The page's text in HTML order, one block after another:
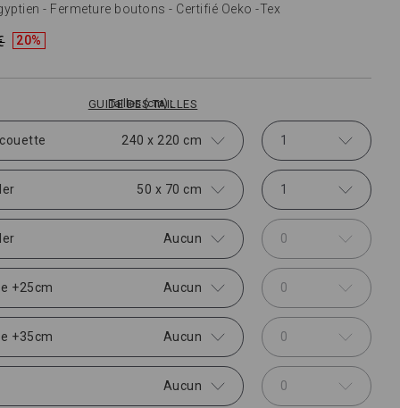
- Fermeture boutons - Certifié Oeko -Tex
20%
Tailles (cm)
GUIDE DES TAILLES
240 x 220 cm 1
50 x 70 cm 1
Aucun 0
+25cm Aucun 0
+35cm Aucun 0
Aucun 0